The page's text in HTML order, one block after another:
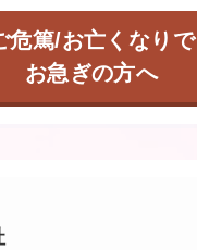
危篤/お亡くなりで
お急ぎの方へ